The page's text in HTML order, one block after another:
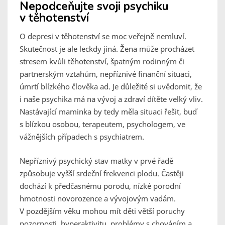
Nepodceňujte svoji psychiku
v těhotenství
O depresi v těhotenství se moc veřejně nemluví.
Skutečnost je ale leckdy jiná. Žena může procházet
stresem kvůli těhotenství, špatným rodinným či
partnerským vztahům, nepříznivé finanční situaci,
úmrtí blízkého člověka ad. Je důležité si uvědomit, že
i naše psychika má na vývoj a zdraví dítěte velký vliv.
Nastávající maminka by tedy měla situaci řešit, buď
s blízkou osobou, terapeutem, psychologem, ve
vážnějších případech s psychiatrem.
Nepříznivý psychický stav matky v prvé řadě
způsobuje vyšší srdeční frekvenci plodu. Častěji
dochází k předčasnému porodu, nízké porodní
hmotnosti novorozence a vývojovým vadám.
V pozdějším věku mohou mít děti větší poruchy